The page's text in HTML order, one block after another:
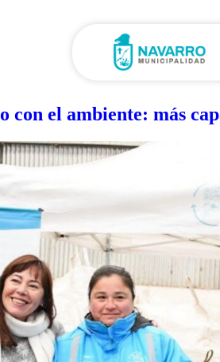
con el ambiente: más